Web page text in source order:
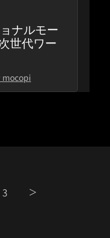
ナルモー
世代ワー
mocopi
3